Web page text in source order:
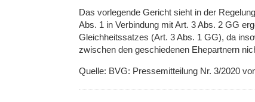
Das vorlegende Gericht sieht in der
Abs. 1 in Verbindung mit Art. 3 Abs. 2 GG
Gleichheitssatzes (Art. 3 Abs. 1 GG), da
zwischen den geschiedenen Ehepartnern
Quelle: BVG: Pressemitteilung Nr. 3/2020